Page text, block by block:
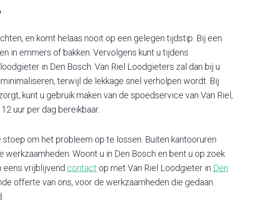
en komt helaas nooit op een gelegen tijdstip. Bij een
in emmers of bakken. Vervolgens kunt u tijdens
in Den Bosch. Van Riel Loodgieters zal dan bij u
terwijl de lekkage snel verholpen wordt. Bij
kunt u gebruik maken van de spoedservice van Van Riel,
uur per dag bereikbaar.
om het probleem op te lossen. Buiten kantooruren
Woont u in Den Bosch en bent u op zoek
eens vrijblijvend contact op met Van Riel Loodgieter in Den
offerte van ons, voor de werkzaamheden die gedaan